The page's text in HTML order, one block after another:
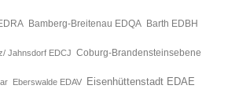
Bamberg-Breitenau EDQA Barth EDBH
Jahnsdorf EDCJ Coburg-Brandensteinsebene
Eberswalde EDAV Eisenhüttenstadt EDAE